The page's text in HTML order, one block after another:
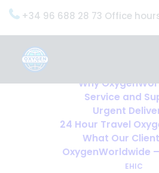
+34 96 688 28 73 Office
Why
Service and
Urgent
24 Hour Travel
What Our
OxygenWorldwide
EHIC